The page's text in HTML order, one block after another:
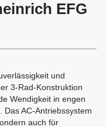
EFG
und
3-Rad-Konstruktion
Wendigkeit in engen
AC-Antriebssystem
auch für